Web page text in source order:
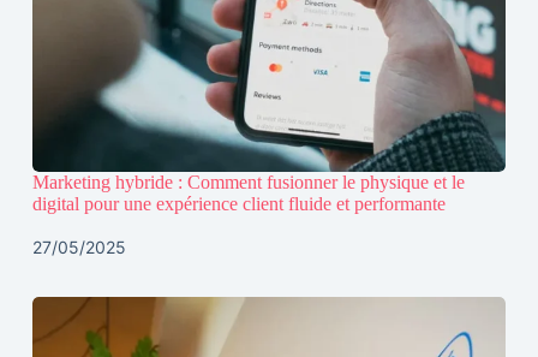
Marketing hybride : Comment fusionner le physique et le
digital pour une expérience client fluide et performante
27/05/2025